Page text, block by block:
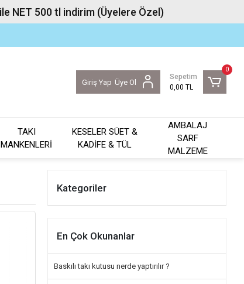
NET 500 tl indirim (Üyelere Özel)
Giriş Yap Üye Ol
0
Sepetim
0,00 TL
TAKI
MANKENLERİ
KESELER SÜET &
KADİFE & TÜL
AMBALAJ
SARF
MALZEME
Kategoriler
En Çok Okunanlar
Baskılı takı kutusu nerde yaptırılır ?